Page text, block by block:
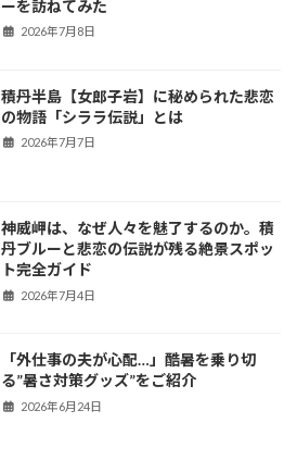
ーを訪ねてみた
2026年7月8日
積丹半島【女郎子岩】に秘められた悲恋
の物語「シララ伝説」とは
2026年7月7日
神威岬は、なぜ人々を魅了するのか。積
丹ブルーと悲恋の伝説が残る絶景スポッ
ト完全ガイド
2026年7月4日
「外仕事の夫が心配…」酷暑を乗り切
る”暑さ対策グッズ”をご紹介
2026年6月24日